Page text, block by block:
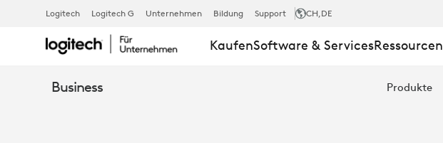
INTEL
NUC,
Logitech Logitech G Unternehmen Bildung Support CH,DE
KaufenSoftware & ServicesRessourcen
Business Produkte